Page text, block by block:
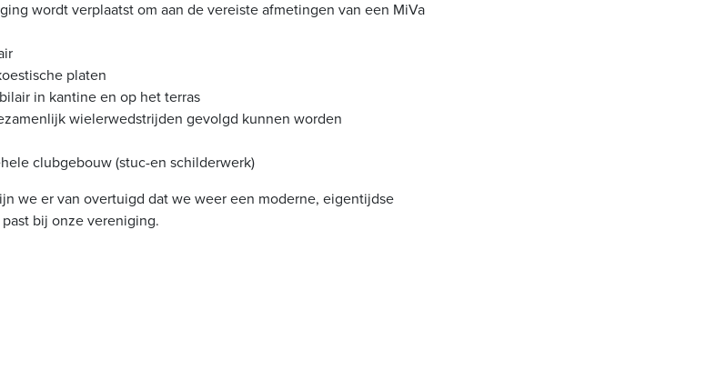
wordt verplaatst om aan de vereiste afmetingen van een MiVa
platen
in kantine en op het terras
wielerwedstrijden gevolgd kunnen worden
clubgebouw (stuc-en schilderwerk)
we er van overtuigd dat we weer een moderne, eigentijdse
bij onze vereniging.